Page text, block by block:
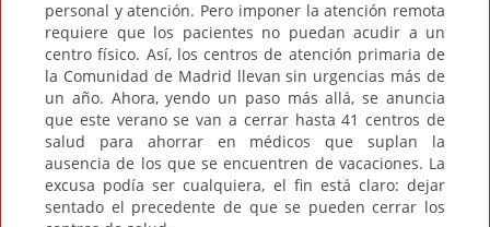
personal y atención. Pero imponer la atención remota
requiere que los pacientes no puedan acudir a un
centro físico. Así, los centros de atención primaria de
la Comunidad de Madrid llevan sin urgencias más de
un año. Ahora, yendo un paso más allá, se anuncia
que este verano se van a cerrar hasta 41 centros de
salud para ahorrar en médicos que suplan la
ausencia de los que se encuentren de vacaciones. La
excusa podía ser cualquiera, el fin está claro: dejar
sentado el precedente de que se pueden cerrar los